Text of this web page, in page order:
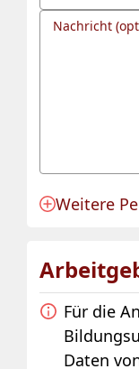
Nachricht
Anmeldung
Weitere
Für die
Daten